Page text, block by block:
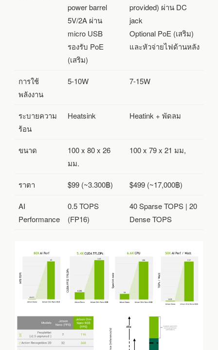
power barrel
5V/2A ผ่าน
micro USB
รองรับ PoE
(เสริม)
provided) ผ่าน DC
jack
Optional PoE (เสริม)
และหัวจ่ายไฟด้านหลัง
การใช้
พลังงาน
5-10W 7-15W
ระบายความ
ร้อน
Heatsink Heatink + พัดลม
ขนาด
100 x 80 x 26
มม.
100 x 79 x 21 มม,
ราตา $99 (~3.300฿) $499 (~17,000฿)
AI
Performance
0.5 TOPS
(FP16)
40 Sparse TOPS | 20
Dense TOPS